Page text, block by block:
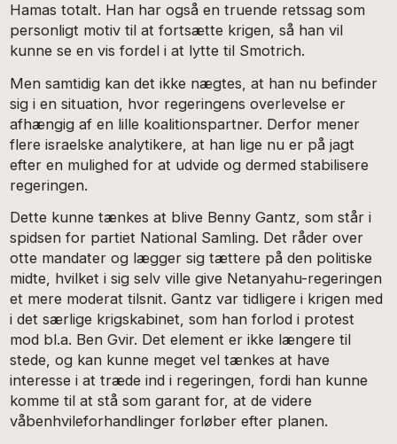
Hamas totalt. Han har også en truende retssag som
personligt motiv til at fortsætte krigen, så han vil
kunne se en vis fordel i at lytte til Smotrich.
Men samtidig kan det ikke nægtes, at han nu befinder
sig i en situation, hvor regeringens overlevelse er
afhængig af en lille koalitionspartner. Derfor mener
flere israelske analytikere, at han lige nu er på jagt
efter en mulighed for at udvide og dermed stabilisere
regeringen.
Dette kunne tænkes at blive Benny Gantz, som står i
spidsen for partiet National Samling. Det råder over
otte mandater og lægger sig tættere på den politiske
midte, hvilket i sig selv ville give Netanyahu-regeringen
et mere moderat tilsnit. Gantz var tidligere i krigen med
i det særlige krigskabinet, som han forlod i protest
mod bl.a. Ben Gvir. Det element er ikke længere til
stede, og kan kunne meget vel tænkes at have
interesse i at træde ind i regeringen, fordi han kunne
komme til at stå som garant for, at de videre
våbenhvileforhandlinger forløber efter planen.